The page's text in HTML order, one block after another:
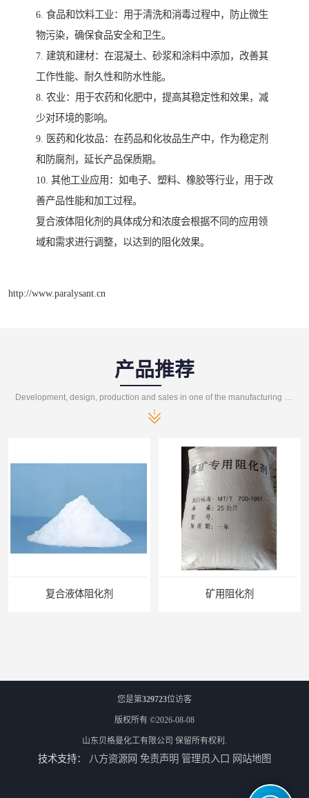
6. 食品和饮料工业：用于清洗和消毒过程中，防止微生
物污染，确保食品安全和卫生。
7. 建筑和建材：在混凝土、砂浆和涂料中添加，改善其
工作性能、耐久性和防水性能。
8. 农业：用于农药和化肥中，提高其稳定性和效果，减
少对环境的影响。
9. 医药和化妆品：在药品和化妆品生产中，作为稳定剂
和防腐剂，延长产品保质期。
10. 其他工业应用：如电子、塑料、橡胶等行业，用于改
善产品性能和加工过程。
复合液体阻化剂的具体成分和浓度会根据不同的应用领
域和需求进行调整，以达到的阻化效果。
http://www.paralysant.cn
产品推荐
Development, design, production and sales in one of the manufacturing enterprises
矿用阻化剂
您是第329723位访客
版权所有 ©2026-08-08
山东贝格曼化工有限公司 保留所有权利.
技术支持： 八方资源网 免责声明 管理员入口 网站地图